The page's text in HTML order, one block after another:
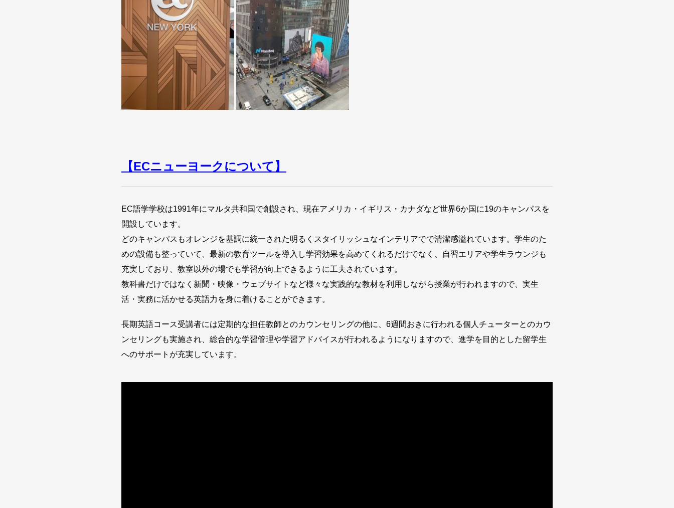
【ECニューヨークについて】
EC語学学校は1991年にマルタ共和国で創設され、現在アメリカ・イギリス・カナダなど世界6か国に19のキャンパスを
開設しています。
どのキャンパスもオレンジを基調に統一された明るくスタイリッシュなインテリアでで清潔感溢れています。学生のた
めの設備も整っていて、最新の教育ツールを導入し学習効果を高めてくれるだけでなく、自習エリアや学生ラウンジも
充実しており、教室以外の場でも学習が向上できるように工夫されています。
教科書だけではなく新聞・映像・ウェブサイトなど様々な実践的な教材を利用しながら授業が行われますので、実生
活・実務に活かせる英語力を身に着けることができます。
長期英語コース受講者には定期的な担任教師とのカウンセリングの他に、6週間おきに行われる個人チューターとのカウ
ンセリングも実施され、総合的な学習管理や学習アドバイスが行われるようになりますので、進学を目的とした留学生
へのサポートが充実しています。